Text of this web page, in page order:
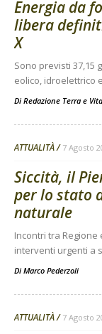
Energia da
libera
X
Sono previsti 37,15
eolico, idroelettrico
Di Redazione Terra e Vita
ATTUALITÀ 7 Agosto
Siccità, il
per lo stato
naturale
Incontri tra
interventi urgenti a
Di Marco Pederzoli
ATTUALITÀ 7 Agosto